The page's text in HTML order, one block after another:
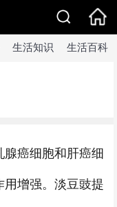
生活知识 生活百科
癌细胞和肝癌细
用增强。淡豆豉提